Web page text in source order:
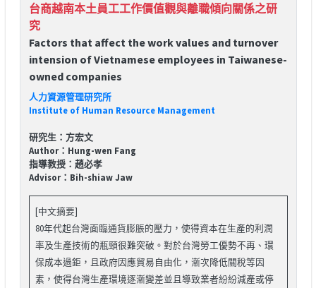
台商越南本土員工工作價值觀與離職傾向關係之研
究
Factors that affect the work values and turnover
intension of Vietnamese employees in Taiwanese-
owned companies
人力資源管理研究所
Institute of Human Resource Management
研究生：方宏文
Author：Hung-wen Fang
指導教授：趙必孝
Advisor：Bih-shiaw Jaw
[中文摘要]
80年代起台灣面臨通貨膨脹的壓力，使得資本在生產的利潤
率及生產技術的瓶頸很難突破。對於台灣勞工優勢不再、環
保成本過鉅，且政府因應貿易自由化，漸次降低關稅等因
素，使得台灣生產環境逐漸變差並且導致業者紛紛減產或停